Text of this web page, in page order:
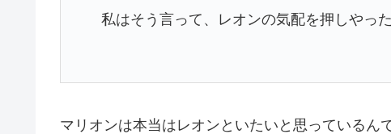
私はそう言って、レオンの気配を押しやった
マリオンは本当はレオンといたいと思っているん